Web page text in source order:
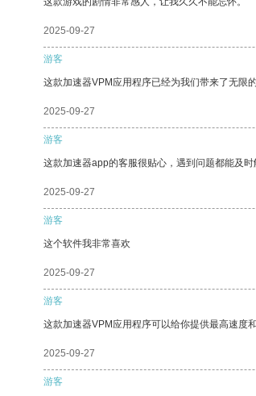
2025-09-27
游客
这款加速器VPM应用程序已经为我们带来了无限
2025-09-27
游客
这款加速器app的客服很贴心，遇到问题都能及时
2025-09-27
游客
这个软件我非常喜欢
2025-09-27
游客
这款加速器VPM应用程序可以给你提供最高速度
2025-09-27
游客